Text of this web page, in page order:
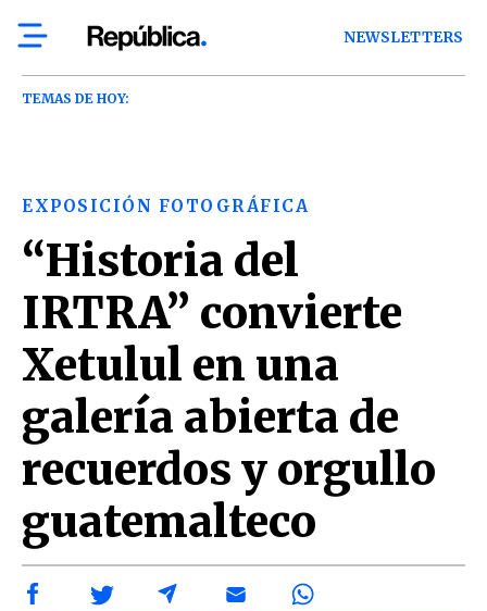
NEWSLETTERS
TEMAS DE HOY:
EXPOSICIÓN FOTOGRÁFICA
“Historia del
IRTRA” convierte
Xetulul en una
galería abierta de
recuerdos y orgullo
guatemalteco